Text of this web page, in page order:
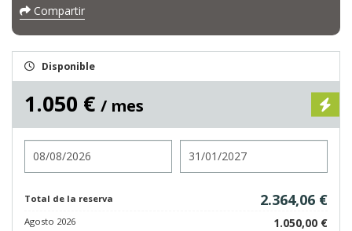
Compartir
Disponible
1.050 € / mes
Total de la reserva 2.364,06 €
Agosto 2026 1.050,00 €